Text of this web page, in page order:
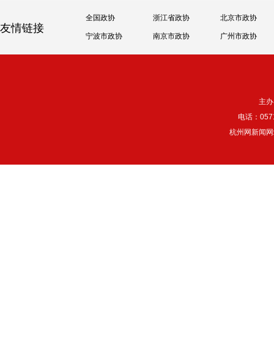
友情链接
全国政协 浙江省政协 北京市政协
宁波市政协 南京市政协 广州市政协
主
电话：
杭州网新闻